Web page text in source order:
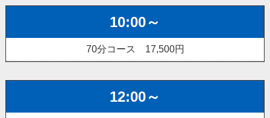
10:00～
70分コース 17,500円
12:00～